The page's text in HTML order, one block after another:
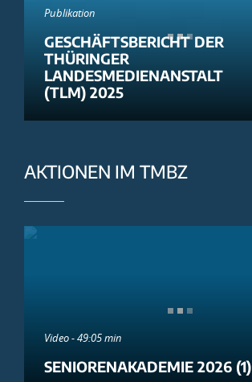
Publikation
GESCHÄFTSBERICHT DER
THÜRINGER
LANDESMEDIENANSTALT
(TLM) 2025
AKTIONEN IM TMBZ
Video - 49:05 min
SENIORENAKADEMIE 2026 (1)